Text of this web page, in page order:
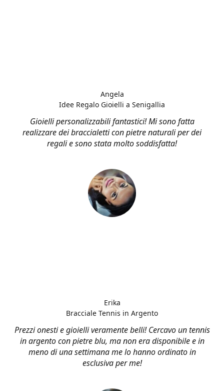
Gioielli personalizzabili fantastici! Mi sono fatta
realizzare dei braccialetti con pietre naturali per dei
regali e sono stata molto soddisfatta!
Angela
Idee Regalo Gioielli a Senigallia
Prezzi onesti e gioielli veramente belli! Cercavo un tennis
in argento con pietre blu, ma non era disponibile e in
meno di una settimana me lo hanno ordinato in
esclusiva per me!
Erika
Bracciale Tennis in Argento